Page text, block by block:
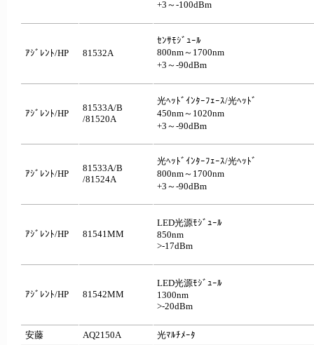
+3～-100dBm
ｱｼﾞﾚﾝﾄ/HP 81532A
ｾﾝｻﾓｼﾞｭｰﾙ
800nm～1700nm
+3～-90dBm
ｱｼﾞﾚﾝﾄ/HP
81533A/B
/81520A
光ﾍｯﾄﾞｲﾝﾀｰﾌｪｰｽ/光ﾍｯﾄﾞ
450nm～1020nm
+3～-90dBm
ｱｼﾞﾚﾝﾄ/HP
81533A/B
/81524A
光ﾍｯﾄﾞｲﾝﾀｰﾌｪｰｽ/光ﾍｯﾄﾞ
800nm～1700nm
+3～-90dBm
ｱｼﾞﾚﾝﾄ/HP 81541MM
LED光源ﾓｼﾞｭｰﾙ
850nm
>-17dBm
ｱｼﾞﾚﾝﾄ/HP 81542MM
LED光源ﾓｼﾞｭｰﾙ
1300nm
>-20dBm
安藤 AQ2150A 光ﾏﾙﾁﾒｰﾀ